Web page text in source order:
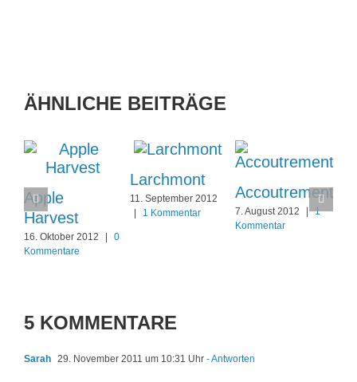
ÄHNLICHE BEITRÄGE
Apple
Harvest
16. Oktober 2012
0
Kommentare
Larchmont
11. September 2012
1 Kommentar
Accoutrement
7. August 2012
1
Kommentar
5 KOMMENTARE
Sarah 29. November 2011 um 10:31 Uhr - Antworten